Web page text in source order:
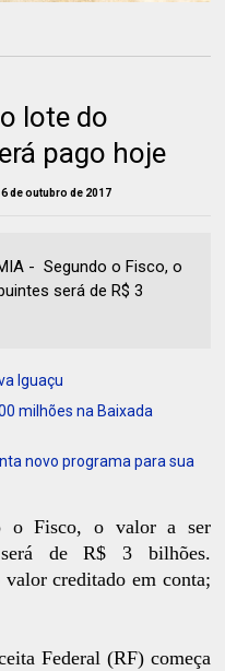
lote do
pago hoje
de outubro de 2017
- Segundo o Fisco, o
será de R$ 3
Iguaçu
milhões na Baixada
novo programa para sua
o Fisco, o valor a ser
será de R$ 3 bilhões.
creditado em conta;
Federal (RF) começa